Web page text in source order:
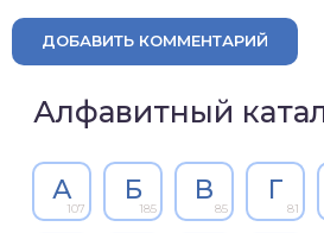
ДОБАВИТЬ КОММЕНТАРИЙ
Алфавитный
А
107
Б
185
В
85
Г
81